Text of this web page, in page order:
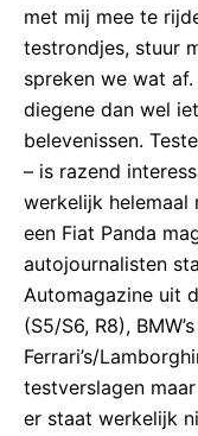
met mij mee te
testrondjes, stuur
spreken we wat
diegene dan wel
belevenissen.
– is razend
werkelijk
een Fiat Panda
autojournalisten
Automagazine uit
(S5/S6, R8),
Ferrari’s/
testverslagen
er staat werkelijk